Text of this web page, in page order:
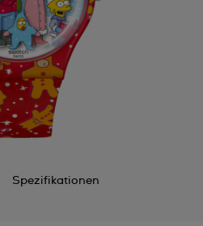
Spezifikationen